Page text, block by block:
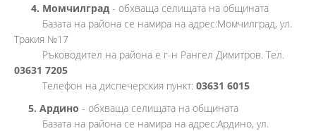
4. Момчилград - обхваща селищата на общината
Базата на района се намира на адрес:Момчилград, ул.
Тракия №17
Ръководител на района е г-н Рангел Димитров. Тел.
03631 7205
Телефон на диспечерския пункт: 03631 6015
5. Ардино - обхваща селищата на общината
Базата на района се намира на адрес:Ардино, ул.